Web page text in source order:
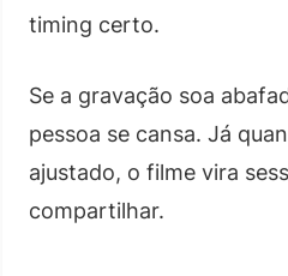
timing certo.
Se a gravação soa
pessoa se cansa. Já
ajustado, o filme vira
compartilhar.